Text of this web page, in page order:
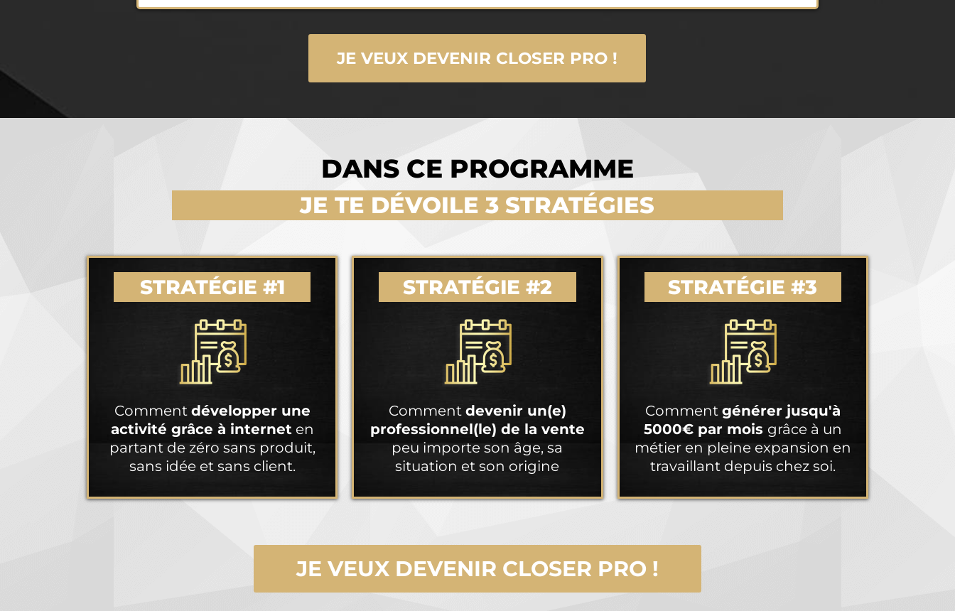
JE VEUX DEVENIR CLOSER PRO !
DANS CE PROGRAMME
JE TE DÉVOILE 3 STRATÉGIES
STRATÉGIE #1
Comment développer une
activité grâce à interneten
partant de zéro sans produit,
sans idée et sans client.
STRATÉGIE #2
Comment devenir un(e)
professionnel(le) de la vente
peu importe son âge, sa
situation et son origine
STRATÉGIE #3
Comment générer jusqu'à
5000€ par mois grâce à un
métier en pleine expansion en
travaillant depuis chez soi.
JE VEUX DEVENIR CLOSER PRO !